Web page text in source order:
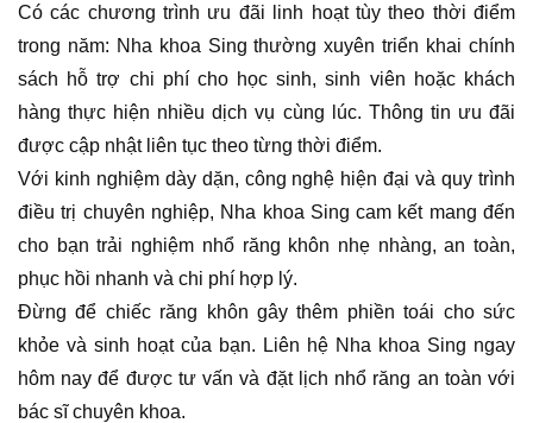
Có các chương trình ưu đãi linh hoạt tùy theo thời điểm
trong năm: Nha khoa Sing thường xuyên triển khai chính
sách hỗ trợ chi phí cho học sinh, sinh viên hoặc khách
hàng thực hiện nhiều dịch vụ cùng lúc. Thông tin ưu đãi
được cập nhật liên tục theo từng thời điểm.
Với kinh nghiệm dày dặn, công nghệ hiện đại và quy trình
điều trị chuyên nghiệp, Nha khoa Sing cam kết mang đến
cho bạn trải nghiệm nhổ răng khôn nhẹ nhàng, an toàn,
phục hồi nhanh và chi phí hợp lý.
Đừng để chiếc răng khôn gây thêm phiền toái cho sức
khỏe và sinh hoạt của bạn. Liên hệ Nha khoa Sing ngay
hôm nay để được tư vấn và đặt lịch nhổ răng an toàn với
bác sĩ chuyên khoa.